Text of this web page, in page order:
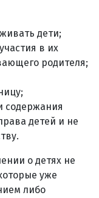
дети;
в их
родителя;
содержания
детей и не
о детях не
уже
либо